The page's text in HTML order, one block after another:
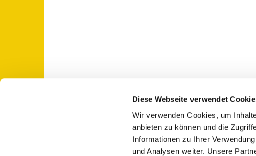
Diese Webseite verwendet
Wir verwenden Cookies, um
anbieten zu können und die
Informationen zu Ihrer
und Analysen weiter. Unsere
St. Otto: Katholische Kirche Usedom-